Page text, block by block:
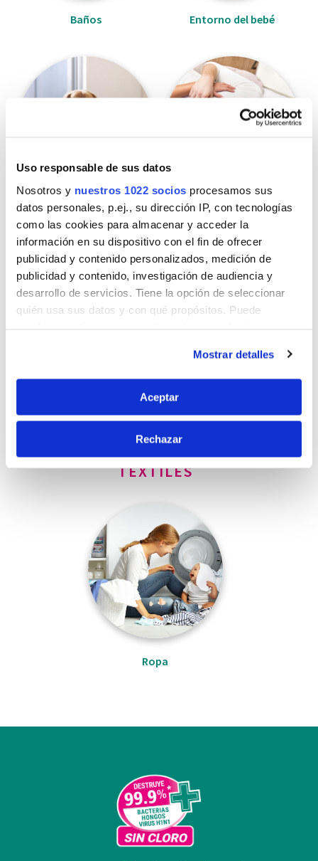
Uso responsable de sus datos
Nosotros y nuestros 1022 socios procesamos sus
datos personales, p.ej., su dirección IP, con tecnologías
como las cookies para almacenar y acceder la
información en su dispositivo con el fin de ofrecer
publicidad y contenido personalizados, medición de
publicidad y contenido, investigación de audiencia y
desarrollo de servicios. Tiene la opción de seleccionar
quién usa sus datos y con qué propósitos. Puede
Si lo permite, también quisiéramos:
Recopilar información sobre su ubicación
Identificar su dispositivo analizándolo activamente
Obtenga más información sobre cómo se procesan sus
datos personales y establezca sus preferencias en la
sección de datos. Puede cambiar o retirar su
consentimiento en cualquier momento en la Declaración
Las cookies de este sitio web se usan para personalizar
el contenido y los anuncios, ofrecer funciones de redes
sociales y analizar el tráfico. Además, compartimos
que les haya proporcionado o que hayan recopilado a
Mostrar detalles
Aceptar
Rechazar
Baños Entorno del bebé
Entorno de la mascota Ambiente
TEXTILES
Ropa